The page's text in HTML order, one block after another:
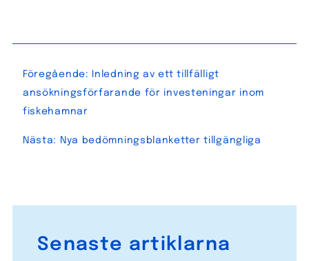
Inläggsnavigering
Föregående:
Inledning av ett tillfälligt
ansökningsförfarande för investeningar inom
fiskehamnar
Nästa: Nya bedömningsblanketter tillgängliga
Senaste artiklarna